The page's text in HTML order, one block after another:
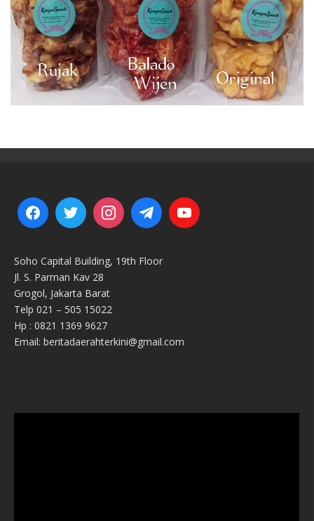
Soho Capital Building, 19th Floor
Jl. S. Parman Kav 28
Grogol, Jakarta Barat
Telp 021 – 505 15022
Hp : 0821 1369 9627
Email: beritadaerahterkini@gmail.com